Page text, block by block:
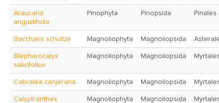
Araucaria
angustifolia
Pinophyta Pinopsida Pinales
Baccharis schultzii Magnoliophyta Magnoliopsida
Blepharocalyx
salicifolius
Magnoliophyta Magnoliopsida
Cabralea canjerana Magnoliophyta Magnoliopsida
Calyptranthes
Magnoliophyta Magnoliopsida